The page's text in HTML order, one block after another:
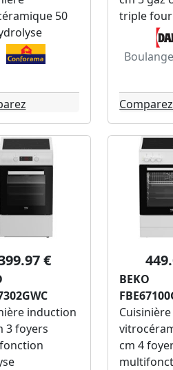
50
triple
Comparez
€
induction
3 foyers
BEKO
Cuisinière
cm 4